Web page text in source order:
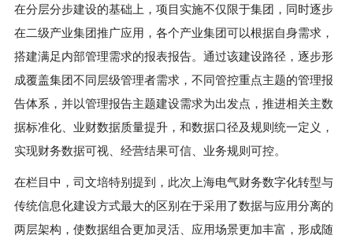
在分层分步建设的基础上，项目实施不仅限于集团，同时逐步
在二级产业集团推广应用，各个产业集团可以根据自身需求，
搭建满足内部管理需求的报表报告。通过该建设路径，逐步形
成覆盖集团不同层级管理者需求，不同管控重点主题的管理报
告体系，并以管理报告主题建设需求为出发点，推进相关主数
据标准化、业财数据质量提升，和数据口径及规则统一定义，
实现财务数据可视、经营结果可信、业务规则可控。
在栏目中，司文培特别提到，此次上海电气财务数字化转型与
传统信息化建设方式最大的区别在于采用了数据与应用分离的
两层架构，使数据组合更加灵活、应用场景更加丰富，形成随